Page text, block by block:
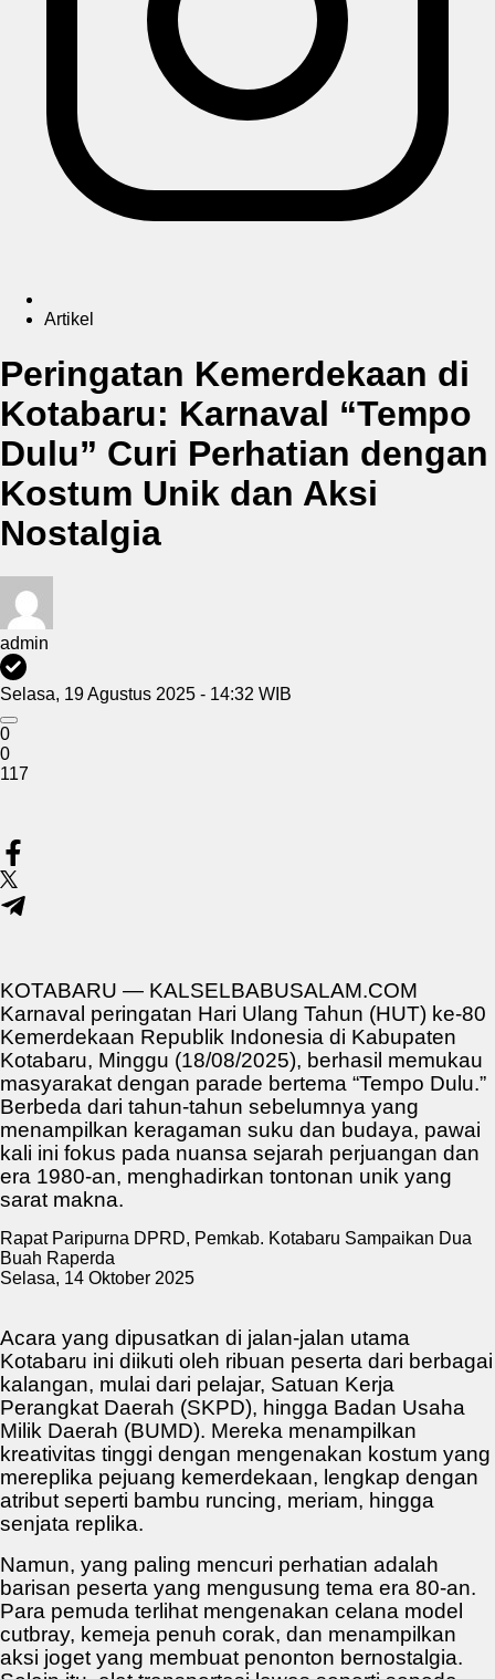
Artikel
Peringatan Kemerdekaan di
Kotabaru: Karnaval “Tempo
Dulu” Curi Perhatian dengan
Kostum Unik dan Aksi
Nostalgia
admin
Selasa, 19 Agustus 2025 - 14:32 WIB
0
0
117
KOTABARU — KALSELBABUSALAM.COM
Karnaval peringatan Hari Ulang Tahun (HUT) ke-80
Kemerdekaan Republik Indonesia di Kabupaten
Kotabaru, Minggu (18/08/2025), berhasil memukau
masyarakat dengan parade bertema “Tempo Dulu.”
Berbeda dari tahun-tahun sebelumnya yang
menampilkan keragaman suku dan budaya, pawai
kali ini fokus pada nuansa sejarah perjuangan dan
era 1980-an, menghadirkan tontonan unik yang
sarat makna.
Rapat Paripurna DPRD, Pemkab. Kotabaru Sampaikan Dua
Buah Raperda
Selasa, 14 Oktober 2025
Acara yang dipusatkan di jalan-jalan utama
Kotabaru ini diikuti oleh ribuan peserta dari berbagai
kalangan, mulai dari pelajar, Satuan Kerja
Perangkat Daerah (SKPD), hingga Badan Usaha
Milik Daerah (BUMD). Mereka menampilkan
kreativitas tinggi dengan mengenakan kostum yang
mereplika pejuang kemerdekaan, lengkap dengan
atribut seperti bambu runcing, meriam, hingga
senjata replika.
Namun, yang paling mencuri perhatian adalah
barisan peserta yang mengusung tema era 80-an.
Para pemuda terlihat mengenakan celana model
cutbray, kemeja penuh corak, dan menampilkan
aksi joget yang membuat penonton bernostalgia.